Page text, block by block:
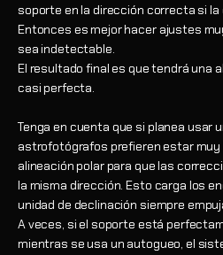
soporte en la dirección correcta si la
Entonces es mejor hacer ajustes
sea indetectable.
El resultado final es que tendrá una
casi perfecta.
Tenga en cuenta que si planea usar
astrofotógrafos prefieren estar muy
alineación polar para que las
la misma dirección. Esto carga los
unidad de declinación siempre
A veces, si el soporte está
mientras se usa un autogueo, el